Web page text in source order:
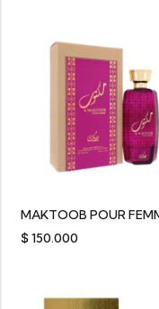
$150.000